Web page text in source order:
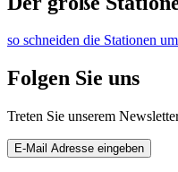
so schneiden die Stationen
Folgen Sie uns
Treten Sie unserem
E-Mail Adresse eingeben